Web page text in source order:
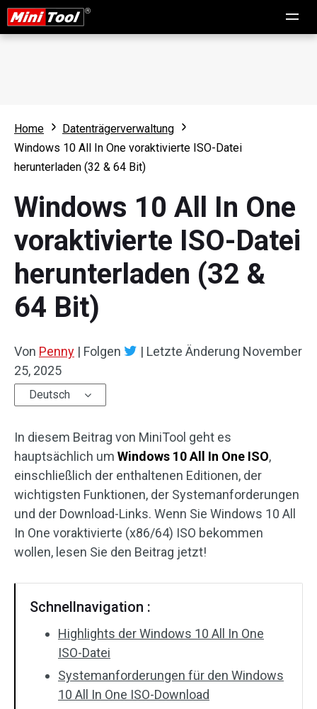
Home
Datenträgerverwaltung
Windows 10 All In One voraktivierte ISO-Datei
herunterladen (32 & 64 Bit)
Windows 10 All In One
voraktivierte ISO-Datei
herunterladen (32 &
64 Bit)
Von Penny | Folgen | Letzte Änderung November
25, 2025
Deutsch
In diesem Beitrag von MiniTool geht es
hauptsächlich um Windows 10 All In One ISO,
einschließlich der enthaltenen Editionen, der
wichtigsten Funktionen, der Systemanforderungen
und der Download-Links. Wenn Sie Windows 10 All
In One voraktivierte (x86/64) ISO bekommen
wollen, lesen Sie den Beitrag jetzt!
Schnellnavigation :
Highlights der Windows 10 All In One
ISO-Datei
Systemanforderungen für den Windows
10 All In One ISO-Download